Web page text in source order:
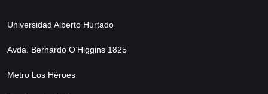
Universidad Alberto Hurtado
Avda. Bernardo O’Higgins 1825
Metro Los Héroes